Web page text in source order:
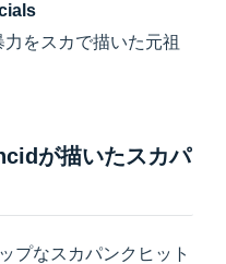
をスカで描いた元祖
が描いたスカパ
プなスカパンクヒット